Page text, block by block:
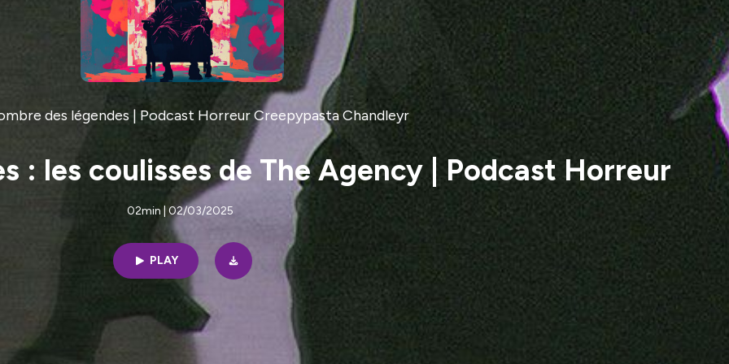
des légendes | Podcast Horreur Creepypasta Chandleyr
: les coulisses de The Agency | Podcast Horreur
02min | 02/03/2025
PLAY